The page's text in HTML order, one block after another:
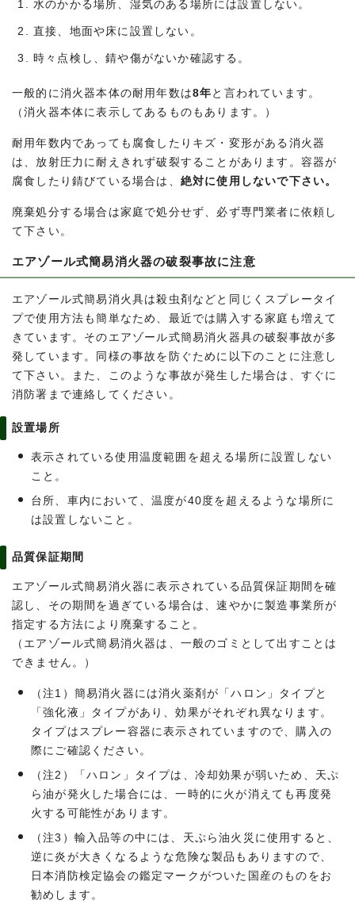
水のかかる場所、湿気のある場所には設置しない。
直接、地面や床に設置しない。
時々点検し、錆や傷がないか確認する。
一般的に消火器本体の耐用年数は8年 と言われています。
（消火器本体に表示してあるものもあります。）
耐用年数内であっても腐食したりキズ・変形がある消火器
は、放射圧力に耐えきれず破裂することがあります。容器が
腐食したり錆びている場合は、 絶対に使用しないで下さい。
廃棄処分する場合は家庭で処分せず、必ず専門業者に依頼し
て下さい。
エアゾール式簡易消火器の破裂事故に注意
エアゾール式簡易消火具は殺虫剤などと同じくスプレータイ
プで使用方法も簡単なため、最近では購入する家庭も増えて
きています。そのエアゾール式簡易消火器具の破裂事故が多
発しています。同様の事故を防ぐために以下のことに注意し
て下さい。また、このような事故が発生した場合は、すぐに
消防署まで連絡してください。
設置場所
表示されている使用温度範囲を超える場所に設置しない
こと。
台所、車内において、温度が40度を超えるような場所に
は設置しないこと。
品質保証期間
エアゾール式簡易消火器に表示されている品質保証期間を確
認し、その期間を過ぎている場合は、速やかに製造事業所が
指定する方法により廃棄すること。
（エアゾール式簡易消火器は、一般のゴミとして出すことは
できません。）
（注1）簡易消火器には消火薬剤が「ハロン」タイプと
「強化液」タイプがあり、効果がそれぞれ異なります。
タイプはスプレー容器に表示されていますので、購入の
際にご確認ください。
（注2）「ハロン」タイプは、冷却効果が弱いため、天ぷ
ら油が発火した場合には、一時的に火が消えても再度発
火する可能性があります。
（注3）輸入品等の中には、天ぷら油火災に使用すると、
逆に炎が大きくなるような危険な製品もありますので、
日本消防検定協会の鑑定マークがついた国産のものをお
勧めします。